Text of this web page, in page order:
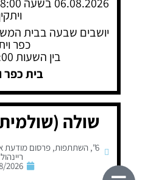
כפר
בין השעות 10:00-21:00
בית כפר
שולה
6"
,השתתפות,פרסום מודעת
2026